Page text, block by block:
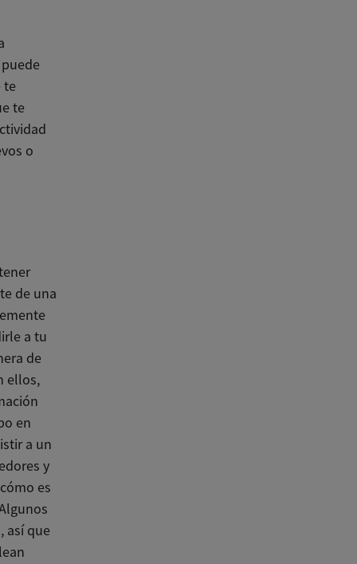
te
te
o
de una
a tu
de
ellos,
en
a un
y
es
así que